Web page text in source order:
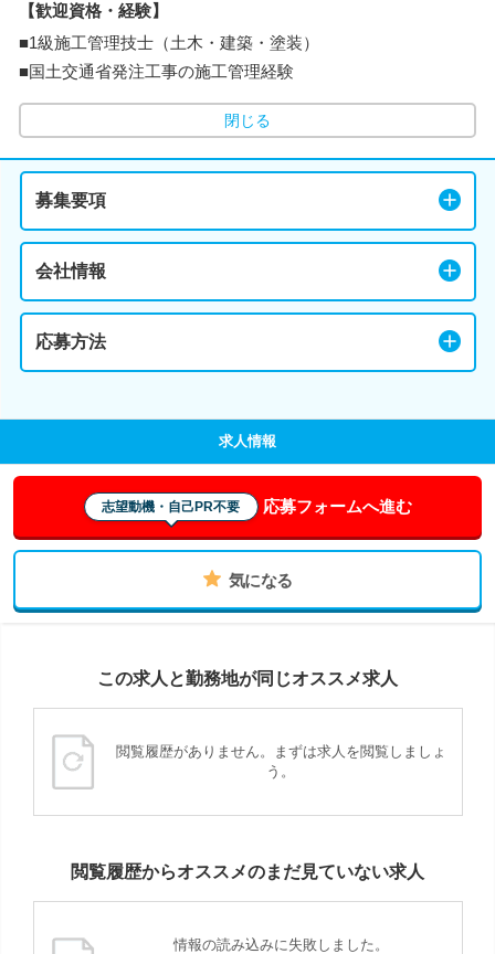
【歓迎資格・経験】
■1級施工管理技士（土木・建築・塗装）
■国土交通省発注工事の施工管理経験
閉じる
募集要項
会社情報
応募方法
求人情報
志望動機・自己PR不要 応募フォームへ進む
気になる
この求人と勤務地が同じオススメ求人
閲覧履歴がありません。まずは求人を閲覧しましょ
う。
閲覧履歴からオススメのまだ見ていない求人
情報の読み込みに失敗しました。